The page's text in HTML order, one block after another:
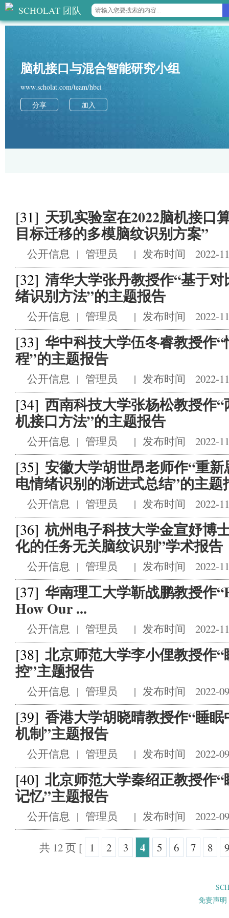
SCHOLAT 团队
脑机接口与混合智能研究小组
www.scholat.com/team/hbci
分享
加入
[31] 天玑实验室在2022脑机接口
目标迁移的多模脑纹识别方案”
公开信息 | 管理员 | 发布时间 2022-
[32] 清华大学张丹教授作“基于
绪识别方法”的主题报告
公开信息 | 管理员 | 发布时间 2022-
[33] 华中科技大学伍冬睿教授作
程”的主题报告
公开信息 | 管理员 | 发布时间 2022-
[34] 西南科技大学张杨松教授作
机接口方法”的主题报告
公开信息 | 管理员 | 发布时间 2022-
[35] 安徽大学胡世昂老师作“重
电情绪识别的渐进式总结”的主题
公开信息 | 管理员 | 发布时间 2022-
[36] 杭州电子科技大学金宣妤博
化的任务无关脑纹识别”学术报告
公开信息 | 管理员 | 发布时间 2022-
[37] 华南理工大学靳战鹏教授作
How Our ...
公开信息 | 管理员 | 发布时间 2022-
[38] 北京师范大学李小俚教授作
控”主题报告
公开信息 | 管理员 | 发布时间 2022-
[39] 香港大学胡晓晴教授作“睡
机制”主题报告
公开信息 | 管理员 | 发布时间 2022-
[40] 北京师范大学秦绍正教授作
记忆”主题报告
公开信息 | 管理员 | 发布时间 2022-
共 12 页 [ 1 2 3 4 5 6 7 8 9
免责声明